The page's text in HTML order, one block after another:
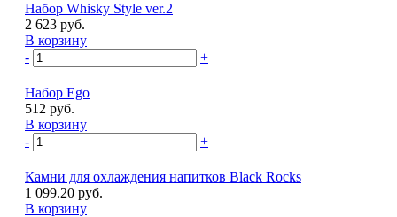
Набор Whisky Style ver.2
2 623 руб.
В корзину
-
+
Набор Ego
512 руб.
В корзину
-
+
Камни для охлаждения напитков Black Rocks
1 099.20 руб.
В корзину